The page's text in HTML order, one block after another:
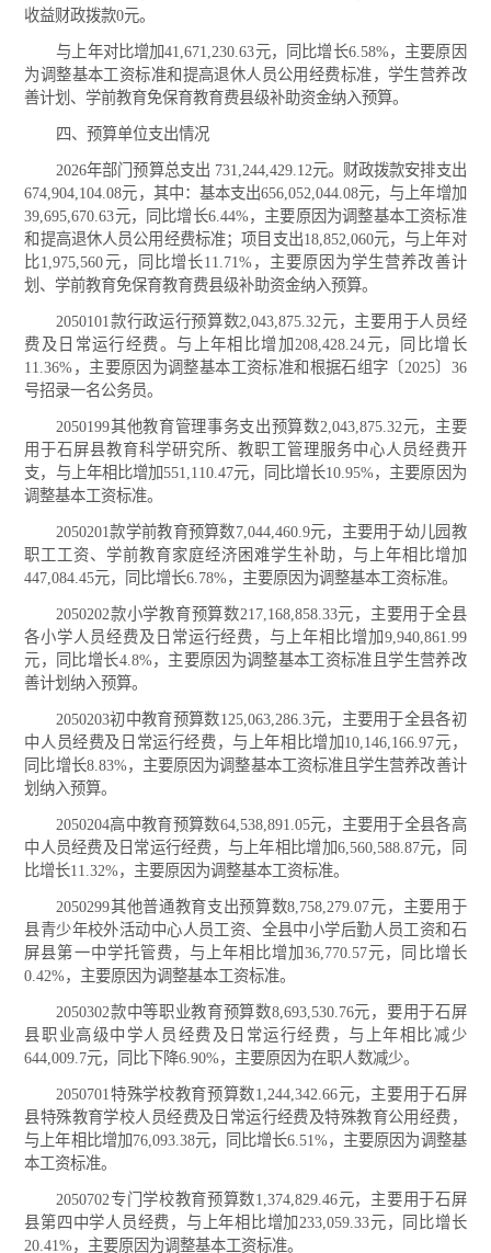
收益财政拨款0元。
与上年对比增加41,671,230.63元，同比增长6.58%，主要原因
为调整基本工资标准和提高退休人员公用经费标准，学生营养改
善计划、学前教育免保育教育费县级补助资金纳入预算。
四、预算单位支出情况
2026年部门预算总支出 731,244,429.12元。财政拨款安排支出
674,904,104.08元，其中：基本支出656,052,044.08元，与上年增加
39,695,670.63元，同比增长6.44%，主要原因为调整基本工资标准
和提高退休人员公用经费标准；项目支出18,852,060元，与上年对
比1,975,560元，同比增长11.71%，主要原因为学生营养改善计
划、学前教育免保育教育费县级补助资金纳入预算。
2050101款行政运行预算数2,043,875.32元，主要用于人员经
费及日常运行经费。与上年相比增加208,428.24元，同比增长
11.36%，主要原因为调整基本工资标准和根据石组字〔2025〕36
号招录一名公务员。
2050199其他教育管理事务支出预算数2,043,875.32元，主要
用于石屏县教育科学研究所、教职工管理服务中心人员经费开
支，与上年相比增加551,110.47元，同比增长10.95%，主要原因为
调整基本工资标准。
2050201款学前教育预算数7,044,460.9元，主要用于幼儿园教
职工工资、学前教育家庭经济困难学生补助，与上年相比增加
447,084.45元，同比增长6.78%，主要原因为调整基本工资标准。
2050202款小学教育预算数217,168,858.33元，主要用于全县
各小学人员经费及日常运行经费，与上年相比增加9,940,861.99
元，同比增长4.8%，主要原因为调整基本工资标准且学生营养改
善计划纳入预算。
2050203初中教育预算数125,063,286.3元，主要用于全县各初
中人员经费及日常运行经费，与上年相比增加10,146,166.97元，
同比增长8.83%，主要原因为调整基本工资标准且学生营养改善计
划纳入预算。
2050204高中教育预算数64,538,891.05元，主要用于全县各高
中人员经费及日常运行经费，与上年相比增加6,560,588.87元，同
比增长11.32%，主要原因为调整基本工资标准。
2050299其他普通教育支出预算数8,758,279.07元，主要用于
县青少年校外活动中心人员工资、全县中小学后勤人员工资和石
屏县第一中学托管费，与上年相比增加36,770.57元，同比增长
0.42%，主要原因为调整基本工资标准。
2050302款中等职业教育预算数8,693,530.76元，要用于石屏
县职业高级中学人员经费及日常运行经费，与上年相比减少
644,009.7元，同比下降6.90%，主要原因为在职人数减少。
2050701特殊学校教育预算数1,244,342.66元，主要用于石屏
县特殊教育学校人员经费及日常运行经费及特殊教育公用经费，
与上年相比增加76,093.38元，同比增长6.51%，主要原因为调整基
本工资标准。
2050702专门学校教育预算数1,374,829.46元，主要用于石屏
县第四中学人员经费，与上年相比增加233,059.33元，同比增长
20.41%，主要原因为调整基本工资标准。